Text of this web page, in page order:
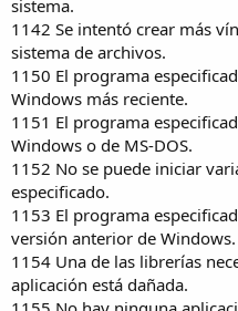
sistema.
1142 Se intentó crear más
sistema de archivos.
1150 El programa
Windows más reciente.
1151 El programa
Windows o de MS-DOS.
1152 No se puede iniciar
especificado.
1153 El programa
versión anterior de Windows.
1154 Una de las librerías
aplicación está dañada.